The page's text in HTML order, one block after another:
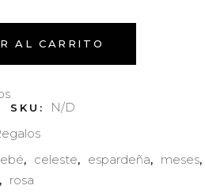
AL CARRITO
SKU: N/D
, celeste, espardeña, meses,
, rosa